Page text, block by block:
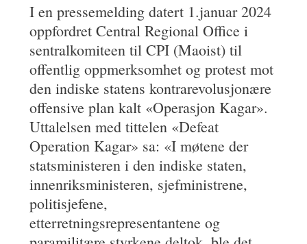
I en pressemelding datert 1.januar 2024
oppfordret Central Regional Office i
sentralkomiteen til CPI (Maoist) til
offentlig oppmerksomhet og protest mot
den indiske statens kontrarevolusjonære
offensive plan kalt «Operasjon Kagar».
Uttalelsen med tittelen «Defeat
Operation Kagar» sa: «I møtene der
statsministeren i den indiske staten,
innenriksministeren, sjefministrene,
politisjefene,
etterretningsrepresentantene og